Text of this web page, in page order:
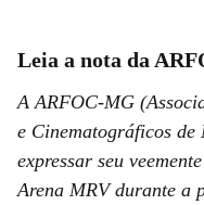
Leia a nota da
A ARFOC-MG
e Cinematográficos
expressar seu
Arena MRV durante a